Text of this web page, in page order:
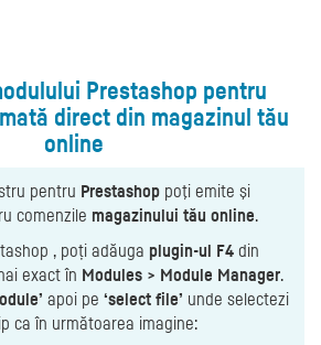
Prestashop pentru
direct din magazinul tău
online
pentru Prestashop poţi emite şi
comenzile magazinului tău online.
, poți adăuga plugin-ul F4 din
exact în Modules > Module Manager.
apoi pe ‘select file’ unde selectezi
ca în următoarea imagine: